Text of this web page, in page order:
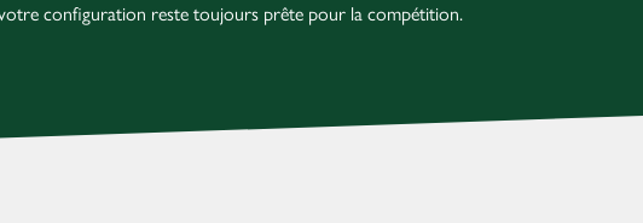
configuration reste toujours prête pour la compétition.